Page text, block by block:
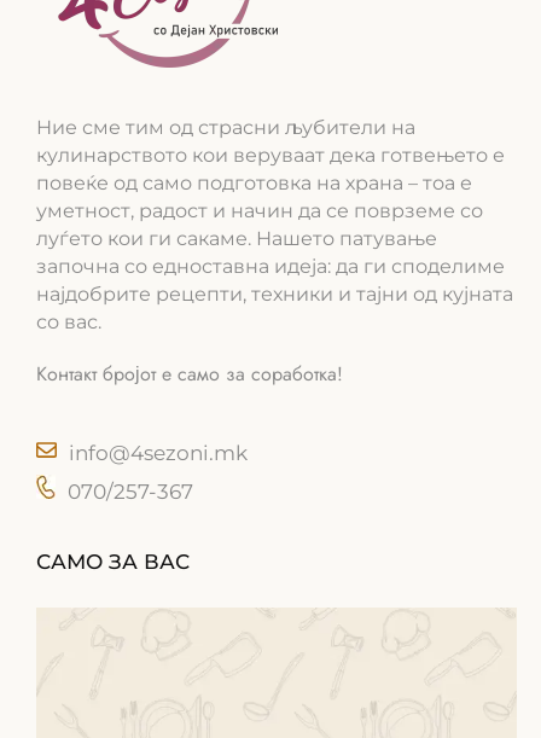
Ние сме тим од страсни љубители на
кулинарството кои веруваат дека готвењето е
повеќе од само подготовка на храна – тоа е
уметност, радост и начин да се поврземе со
луѓето кои ги сакаме. Нашето патување
започна со едноставна идеја: да ги споделиме
најдобрите рецепти, техники и тајни од кујната
со вас.
Контакт бројот е само за соработка!
info@4sezoni.mk
070/257-367
САМО ЗА ВАС